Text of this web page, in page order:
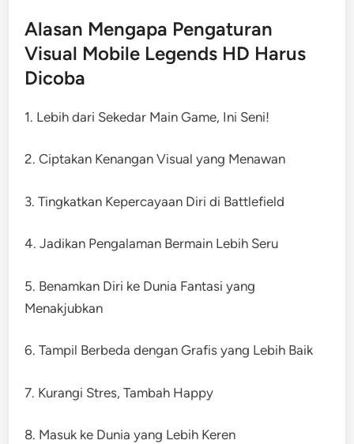
Alasan Mengapa Pengaturan
Visual Mobile Legends HD Harus
Dicoba
1. Lebih dari Sekedar Main Game, Ini Seni!
2. Ciptakan Kenangan Visual yang Menawan
3. Tingkatkan Kepercayaan Diri di Battlefield
4. Jadikan Pengalaman Bermain Lebih Seru
5. Benamkan Diri ke Dunia Fantasi yang
Menakjubkan
6. Tampil Berbeda dengan Grafis yang Lebih Baik
7. Kurangi Stres, Tambah Happy
8. Masuk ke Dunia yang Lebih Keren